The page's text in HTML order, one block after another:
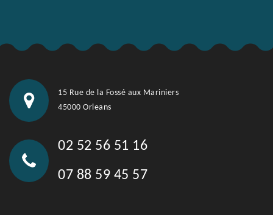
15 Rue de la Fossé aux Mariniers
45000 Orleans
02 52 56 51 16
07 88 59 45 57